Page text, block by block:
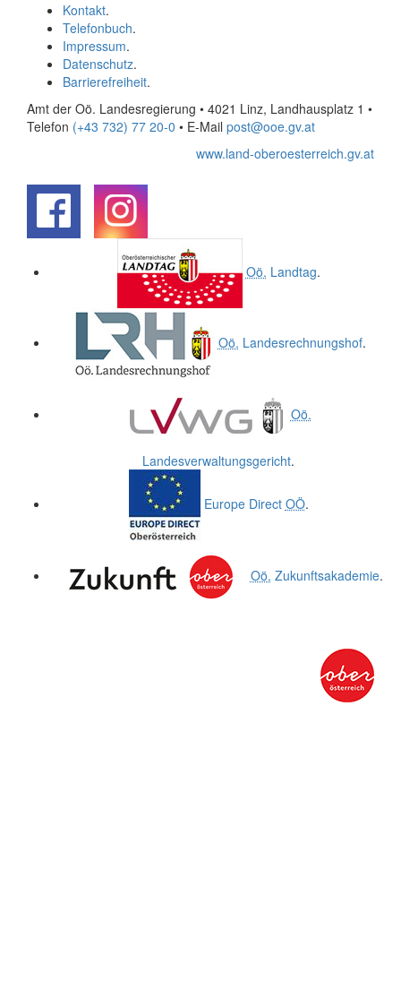
Kontakt.
Telefonbuch.
Impressum.
Datenschutz.
Barrierefreiheit.
Amt der Oö. Landesregierung • 4021 Linz, Landhausplatz 1 •
Telefon (+43 732) 77 20-0 • E-Mail post@ooe.gv.at
www.land-oberoesterreich.gv.at
Oö. Landtag.
Oö. Landesrechnungshof.
Oö.
Landesverwaltungsgericht.
Europe Direct OÖ.
Oö. Zukunftsakademie.